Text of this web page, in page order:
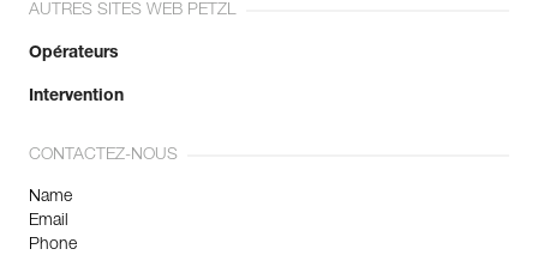
AUTRES SITES WEB PETZL
Opérateurs
Intervention
CONTACTEZ-NOUS
Name
Email
Phone